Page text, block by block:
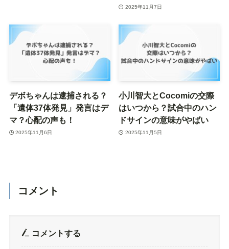
2025年11月7日
デボちゃんは逮捕される？
「遺体37体発見」発言はデ
マ？心配の声も！
2025年11月6日
小川智大とCocomiの交際
はいつから？試合中のハン
ドサインの意味がやばい
2025年11月5日
コメント
コメントする